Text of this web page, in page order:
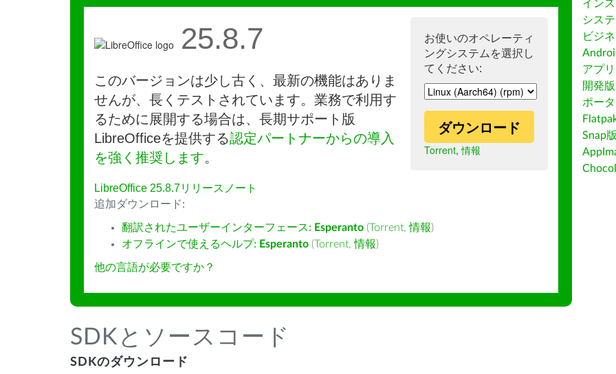
お使いのオペレーティ
ングシステムを選択し
てください:
ダウンロード
Torrent,情報
25.8.7
このバージョンは少し古く、最新の機能はありま
せんが、長くテストされています。業務で利用す
るために展開する場合は、長期サポート版
LibreOfficeを提供する認定パートナーからの導入
を強く推奨します。
LibreOffice 25.8.7リリースノート
追加ダウンロード:
翻訳されたユーザーインターフェース: Esperanto (Torrent,情報)
オフラインで使えるヘルプ: Esperanto (Torrent,情報)
他の言語が必要ですか？
SDKとソースコード
SDKのダウンロード
イン
シス
ビジ
アプ
開発版
ポー
Snap版